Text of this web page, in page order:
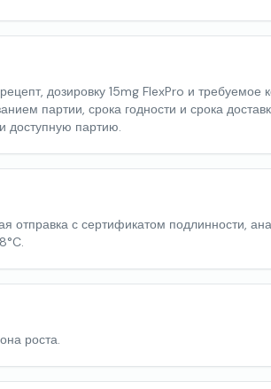
дозировку 15mg FlexPro и требуемое
партии, срока годности и срока
доступную партию.
с сертификатом подлинности,
роста.